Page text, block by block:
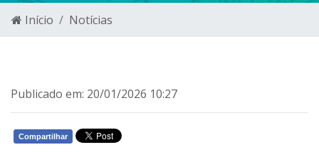
Início Notícias
Publicado em: 20/01/2026 10:27
Compartilhar